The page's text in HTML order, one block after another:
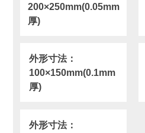
200×250mm(0.05mm
厚)
外形寸法：
100×150mm(0.1mm
厚)
外形寸法：